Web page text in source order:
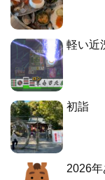
軽い近
初詣
2026